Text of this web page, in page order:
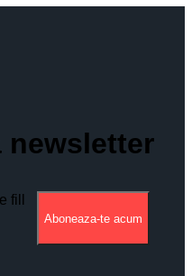
newsletter
fill
Aboneaza-te acum